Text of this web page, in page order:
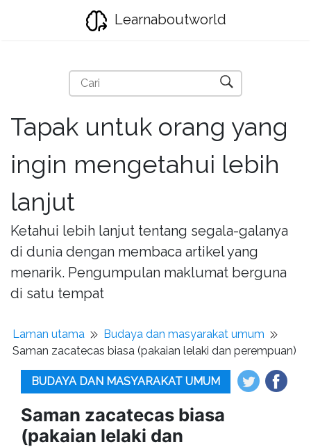
Learnaboutworld
Tapak untuk orang yang
ingin mengetahui lebih
lanjut
Ketahui lebih lanjut tentang segala-galanya
di dunia dengan membaca artikel yang
menarik. Pengumpulan maklumat berguna
di satu tempat
Laman utama
Budaya dan masyarakat umum
Saman zacatecas biasa (pakaian lelaki dan perempuan)
BUDAYA DAN MASYARAKAT UMUM
Saman zacatecas biasa
(pakaian lelaki dan